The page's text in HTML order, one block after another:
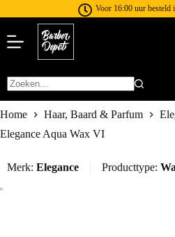
Voor 16:00 uur besteld
Home Haar, Baard & Parfum
Elegance Aqua Wax VI
Merk: Elegance Producttype: